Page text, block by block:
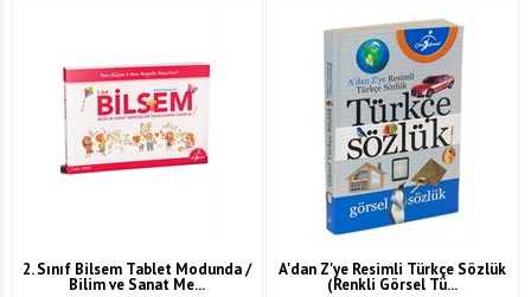
2. Sınıf Bilsem Tablet Modunda /
Bilim ve Sanat Me...
A'dan Z'ye Resimli Türkçe Sözlük
(Renkli Görsel Tü...